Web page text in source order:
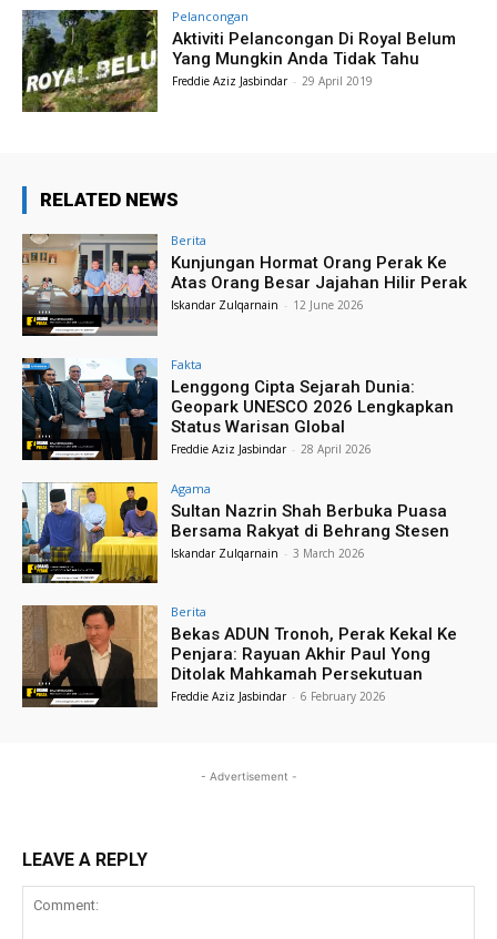
Pelancongan
Aktiviti Pelancongan Di Royal Belum
Yang Mungkin Anda Tidak Tahu
Freddie Aziz Jasbindar - 29 April 2019
RELATED NEWS
Berita
Kunjungan Hormat Orang Perak Ke
Atas Orang Besar Jajahan Hilir Perak
Iskandar Zulqarnain - 12 June 2026
Fakta
Lenggong Cipta Sejarah Dunia:
Geopark UNESCO 2026 Lengkapkan
Status Warisan Global
Freddie Aziz Jasbindar - 28 April 2026
Agama
Sultan Nazrin Shah Berbuka Puasa
Bersama Rakyat di Behrang Stesen
Iskandar Zulqarnain - 3 March 2026
Berita
Bekas ADUN Tronoh, Perak Kekal Ke
Penjara: Rayuan Akhir Paul Yong
Ditolak Mahkamah Persekutuan
Freddie Aziz Jasbindar - 6 February 2026
- Advertisement -
LEAVE A REPLY